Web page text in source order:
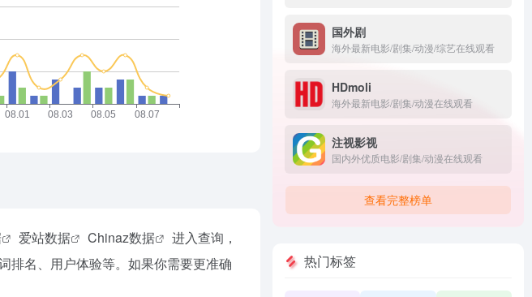
爱站数据 Chinaz数据
进入查询，
排名、用户体验等。如果你需要更准确
国外剧
海外最新电影/剧集/动漫/综艺在线观看
HDmoli
海外最新电影/剧集/动漫在线观看
注视影视
国内外优质电影/剧集/动漫在线观看
查看完整榜单
热门标签